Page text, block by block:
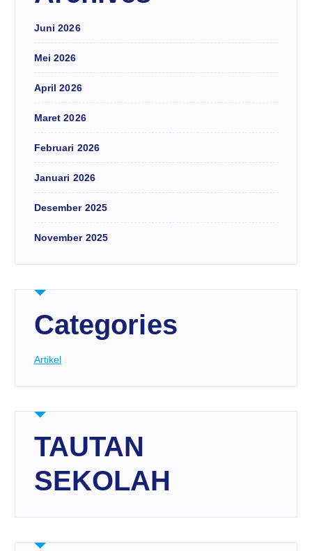
Juni 2026
Mei 2026
April 2026
Maret 2026
Februari 2026
Januari 2026
Desember 2025
November 2025
Categories
Artikel
TAUTAN
SEKOLAH